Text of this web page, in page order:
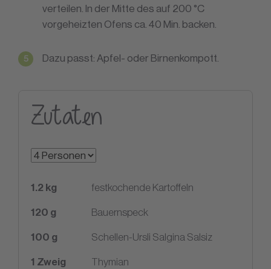
verteilen. In der Mitte des auf 200 °C
vorgeheizten Ofens ca. 40 Min. backen.
Dazu passt: Apfel- oder Birnenkompott.
Zutaten
1.2 kg festkochende Kartoffeln
120 g Bauernspeck
100 g Schellen-Ursli Salgina Salsiz
1 Zweig Thymian